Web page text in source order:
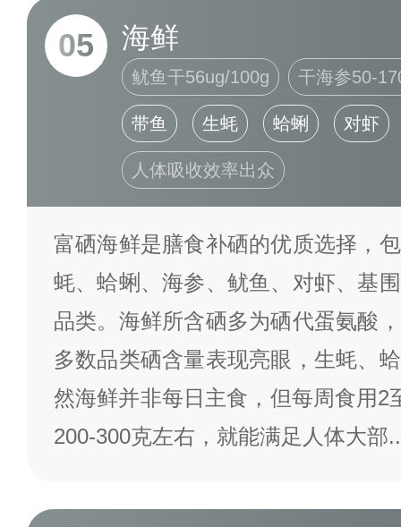
05 海鲜
鱿鱼干56ug/100g 干海参50-
带鱼 生蚝 蛤蜊 对虾
人体吸收效率出众
富硒海鲜是膳食补硒的优质选择，
蚝、蛤蜊、海参、鱿鱼、对虾、基
品类。海鲜所含硒多为硒代蛋氨酸
多数品类硒含量表现亮眼，生蚝、
然海鲜并非每日主食，但每周食用2
200-300克左右，就能满足人体大部